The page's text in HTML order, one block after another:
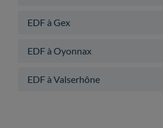
EDF à Gex
EDF à Oyonnax
EDF à Valserhône